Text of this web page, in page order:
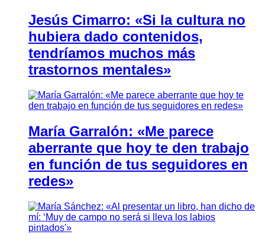
Jesús Cimarro: «Si la cultura no
hubiera dado contenidos,
tendríamos muchos más
trastornos mentales»
María Garralón: «Me parece
aberrante que hoy te den trabajo
en función de tus seguidores en
redes»